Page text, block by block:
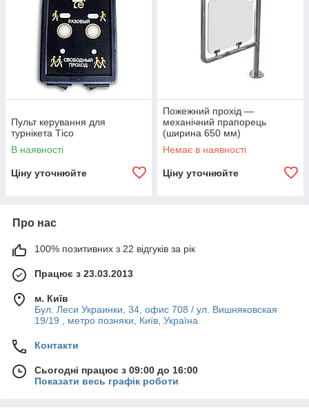
Пульт керування для
турнікета Тісо
В наявності
Ціну уточнюйте
Пожежний прохід —
механічний прапорець
(ширина 650 мм)
Немає в наявності
Ціну уточнюйте
Про нас
100% позитивних з 22 відгуків за рік
Працює з 23.03.2013
м. Київ
Бул. Леси Украинки, 34, офис 708 / ул. Вишняковская
19/19 , метро позняки, Київ, Україна
Контакти
Сьогодні працює з 09:00 до 16:00
Показати весь графік роботи